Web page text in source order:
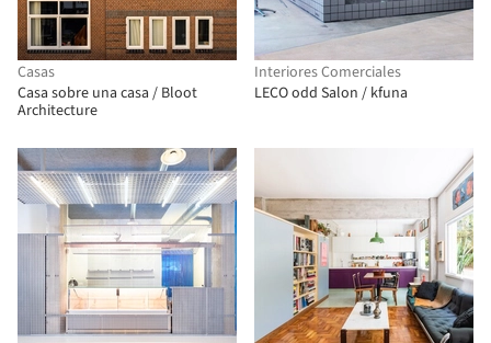
Casas
Casa sobre una casa / Bloot
Architecture
Interiores Comerciales
LECO odd Salon / kfuna